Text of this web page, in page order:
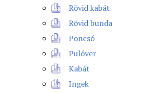
Rövid kabát
Rövid bunda
Poncsó
Pulóver
Kabát
Ingek